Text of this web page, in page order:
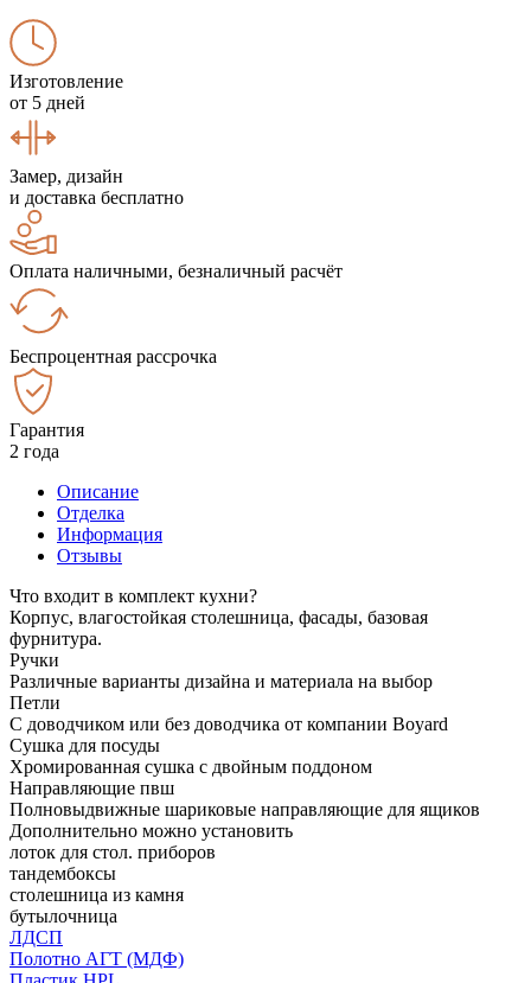
Изготовление
от 5 дней
Замер, дизайн
и доставка бесплатно
Оплата наличными, безналичный расчёт
Беспроцентная рассрочка
Гарантия
2 года
Описание
Отделка
Информация
Отзывы
Что входит в комплект кухни?
Корпус, влагостойкая столешница, фасады, базовая
фурнитура.
Ручки
Различные варианты дизайна и материала на выбор
Петли
С доводчиком или без доводчика от компании Boyard
Сушка для посуды
Хромированная сушка с двойным поддоном
Направляющие пвш
Полновыдвижные шариковые направляющие для ящиков
Дополнительно можно установить
лоток для стол. приборов
тандембоксы
столешница из камня
бутылочница
ЛДСП
Полотно АГТ (МДФ)